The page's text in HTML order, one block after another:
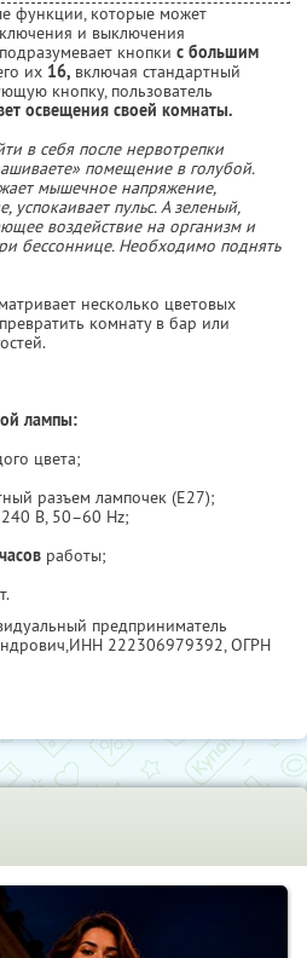
функции, которые может
и выключения
кнопки с большим
их 16, включая стандартный
кнопку, пользователь
освещения своей комнаты.
в себя после нервотрепки
помещение в голубой.
мышечное напряжение,
успокаивает пульс. А зеленый,
воздействие на организм и
бессоннице. Необходимо поднять
несколько цветовых
комнату в бар или
лампы:
цвета;
разъем лампочек (E27);
В, 50–60 Hz;
работы;
предприниматель
ИНН 222306979392, ОГРН